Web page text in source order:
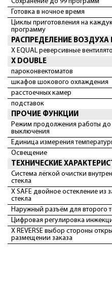
Готовка в ночное время
Циклы приготовления на
программу
РАСПРЕДЕЛЕНИЕ ВОЗДУХА
X EQUAL реверсивные
X DOUBLE
пароконвектоматов
шкафов шокового охлаждения
расстоечных камер
подставок
ПРОЧИЕ ФУНКЦИИ
Режим продолжения работы до
выключения
Единица измерения
Освещение
ТЕХНИЧЕСКИЕ
Система лёгкой очистки
стекла
X SAFE двойное остекление из
стекла
Наружный разъём для второго
Цифровая регулировка
X REVERSE выбор стороны
размещении заказа